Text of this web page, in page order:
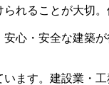
れることが大切
心・安全な建築が
ます。建設業・